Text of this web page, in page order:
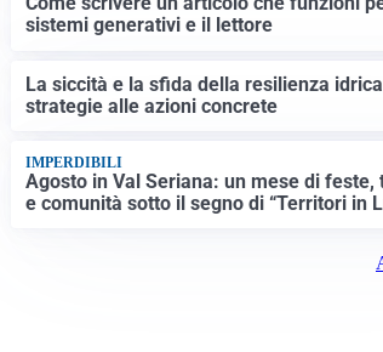
sistemi generativi e il lettore
La siccità e la sfida della resilienza
strategie alle azioni concrete
IMPERDIBILI
Agosto in Val Seriana: un mese di feste,
e comunità sotto il segno di “Territori in